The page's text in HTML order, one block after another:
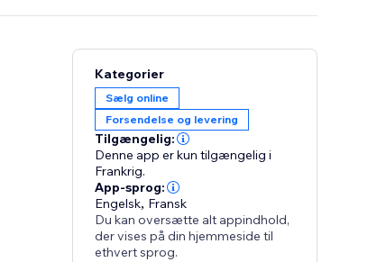
Kategorier
Sælg online
Forsendelse og levering
Tilgængelig:
Denne app er kun tilgængelig i
Frankrig.
App-sprog:
Engelsk, Fransk
Du kan oversætte alt appindhold,
der vises på din hjemmeside til
ethvert sprog.